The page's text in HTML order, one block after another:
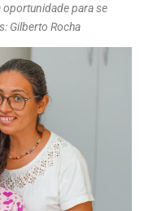
oportunidade para se
Gilberto Rocha